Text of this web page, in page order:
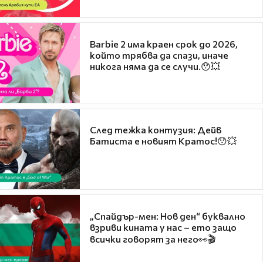
Barbie 2 има краен срок до 2026,
който трябва да спази, иначе
никога няма да се случи.😯💥
След тежка контузия: Дейв
Батиста е новият Кратос!😯💥
„Спайдър-мен: Нов ден“ буквално
взриви кината у нас – ето защо
всички говорят за него👀🎬